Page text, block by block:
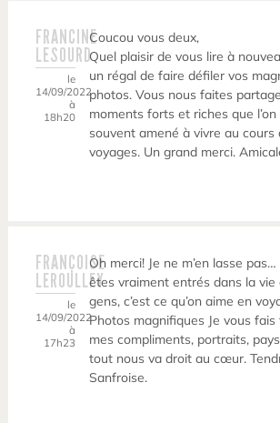
FRANCINE
LESOURD
le
14/09/2022
à
18h20
Coucou vous deux,
Quel plaisir de vous lire à
un régal de faire défiler vos
photos. Vous nous faites
moments forts et riches que
souvent amené à vivre au cours
voyages. Un grand merci.
FRANÇOISE
LEROULLEY
le
14/09/2022
à
17h23
Oh merci! Je ne m’en lasse
êtes vraiment entrés dans la vie
gens, c’est ce qu’on aime en
Photos magnifiques Je vous fais
mes compliments, portraits,
tout nous va droit au cœur.
Sanfroise.